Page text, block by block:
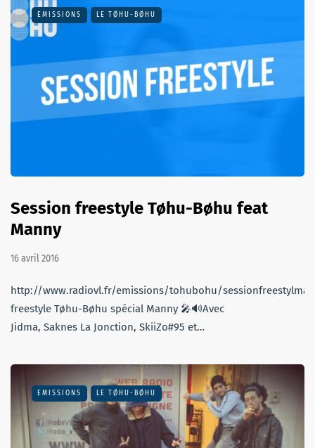
EMISSIONS LE TØHU-BØHU
Session freestyle Tøhu-Bøhu feat
Manny
16 avril 2016
http://www.radiovl.fr/emissions/tohubohu/
freestyle Tøhu-Bøhu spécial Manny 🎤🔊Avec‪
Jidma, Saknes La Jonction‬, SkiiZo#95 ‪‬et…
EMISSIONS LE TØHU-BØHU